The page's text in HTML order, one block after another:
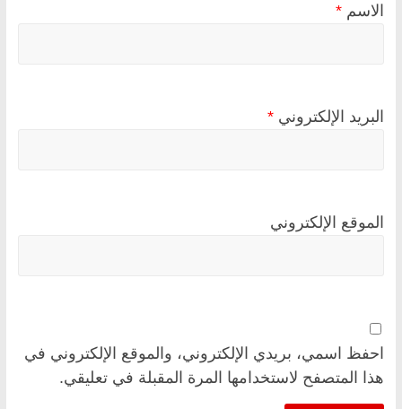
الاسم *
البريد الإلكتروني *
الموقع الإلكتروني
احفظ اسمي، بريدي الإلكتروني، والموقع الإلكتروني في
هذا المتصفح لاستخدامها المرة المقبلة في تعليقي.